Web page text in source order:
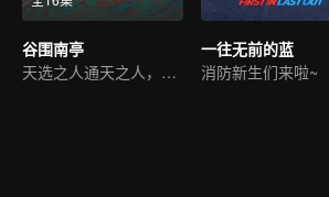
谷围南亭
天选之人通天之人，开战
一往无前的蓝
消防新生们来啦~